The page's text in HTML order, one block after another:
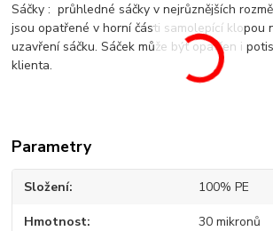
Sáčky : průhledné sáčky v nejrůznějších
jsou opatřené v horní části samolepící klopou
uzavření sáčku. Sáček může být opatřen i
klienta.
Parametry
Složení 100% PE
Hmotnost 30 mikronů